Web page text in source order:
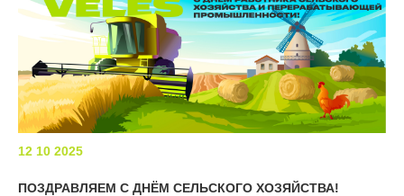
12 10 2025
ПОЗДРАВЛЯЕМ С ДНЁМ СЕЛЬСКОГО ХОЗЯЙСТВА!